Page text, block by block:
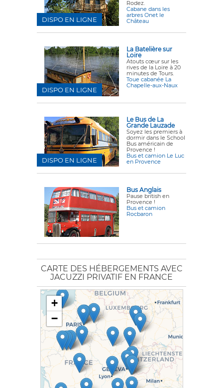
Rodez.
Cabane dans les
arbres Onet le
Château
DISPO EN LIGNE
La Batelière sur
Loire
Atouts cœur sur les
rives de la Loire à 20
minutes de Tours.
Toue cabanée La
Chapelle-aux-Naux
DISPO EN LIGNE
Le Bus de La
Grande Lauzade
Soyez les premiers à
dormir dans le School
Bus américain de
Provence !
Bus et camion Le Luc
en Provence
DISPO EN LIGNE
Bus Anglais
Pause british en
Provence !
Bus et camion
Rocbaron
CARTE DES HÉBERGEMENTS AVEC
JACUZZI PRIVATIF EN FRANCE
+
−